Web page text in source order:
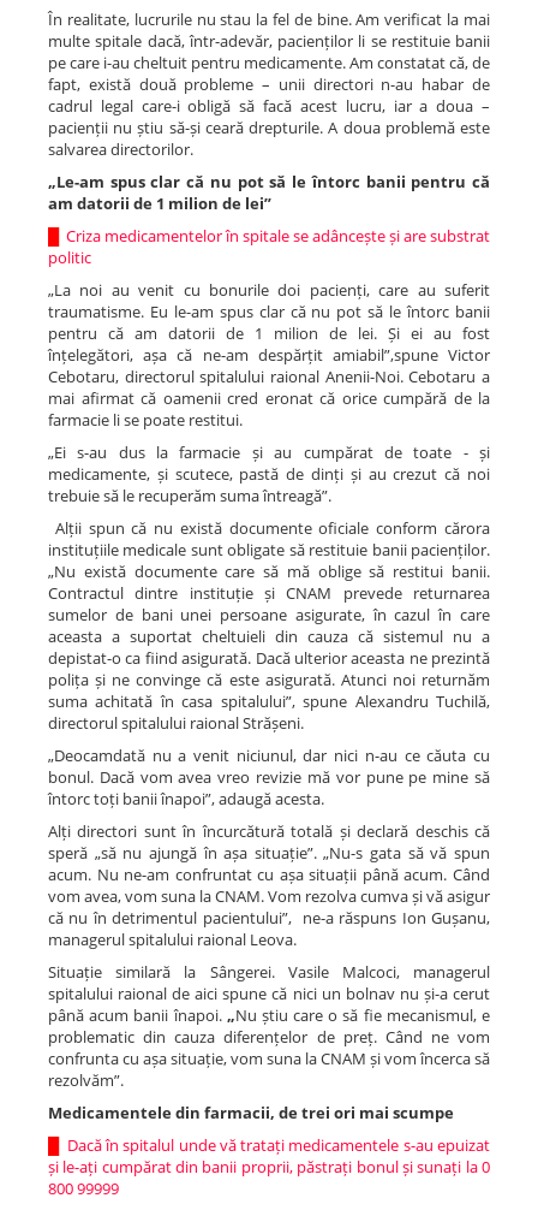
În realitate, lucrurile nu stau la fel de bine. Am verificat la mai
multe spitale dacă, într-adevăr, pacienților li se restituie banii
pe care i-au cheltuit pentru medicamente. Am constatat că, de
fapt, există două probleme – unii directori n-au habar de
cadrul legal care-i obligă să facă acest lucru, iar a doua –
pacienții nu știu să-și ceară drepturile. A doua problemă este
salvarea directorilor.
„Le-am spus clar că nu pot să le întorc banii pentru că
am datorii de 1 milion de lei”
Criza medicamentelor în spitale se adâncește și are substrat
politic
„La noi au venit cu bonurile doi pacienți, care au suferit
traumatisme. Eu le-am spus clar că nu pot să le întorc banii
pentru că am datorii de 1 milion de lei. Și ei au fost
înțelegători, așa că ne-am despărțit amiabil”,spune Victor
Cebotaru, directorul spitalului raional Anenii-Noi. Cebotaru a
mai afirmat că oamenii cred eronat că orice cumpără de la
farmacie li se poate restitui.
„Ei s-au dus la farmacie și au cumpărat de toate - și
medicamente, și scutece, pastă de dinți și au crezut că noi
trebuie să le recuperăm suma întreagă”.
Alții spun că nu există documente oficiale conform cărora
instituțiile medicale sunt obligate să restituie banii pacienților.
„Nu există documente care să mă oblige să restitui banii.
Contractul dintre instituție și CNAM prevede returnarea
sumelor de bani unei persoane asigurate, în cazul în care
aceasta a suportat cheltuieli din cauza că sistemul nu a
depistat-o ca fiind asigurată. Dacă ulterior aceasta ne prezintă
polița și ne convinge că este asigurată. Atunci noi returnăm
suma achitată în casa spitalului”, spune Alexandru Tuchilă,
directorul spitalului raional Strășeni.
„Deocamdată nu a venit niciunul, dar nici n-au ce căuta cu
bonul. Dacă vom avea vreo revizie mă vor pune pe mine să
întorc toți banii înapoi”, adaugă acesta.
Alți directori sunt în încurcătură totală și declară deschis că
speră „să nu ajungă în așa situație”. „Nu-s gata să vă spun
acum. Nu ne-am confruntat cu așa situații până acum. Când
vom avea, vom suna la CNAM. Vom rezolva cumva și vă asigur
că nu în detrimentul pacientului”, ne-a răspuns Ion Gușanu,
managerul spitalului raional Leova.
Situație similară la Sângerei. Vasile Malcoci, managerul
spitalului raional de aici spune că nici un bolnav nu și-a cerut
până acum banii înapoi. „Nu știu care o să fie mecanismul, e
problematic din cauza diferențelor de preț. Când ne vom
confrunta cu așa situație, vom suna la CNAM și vom încerca să
rezolvăm”.
Medicamentele din farmacii, de trei ori mai scumpe
Dacă în spitalul unde vă tratați medicamentele s-au epuizat
și le-ați cumpărat din banii proprii, păstrați bonul și sunați la 0
800 99999